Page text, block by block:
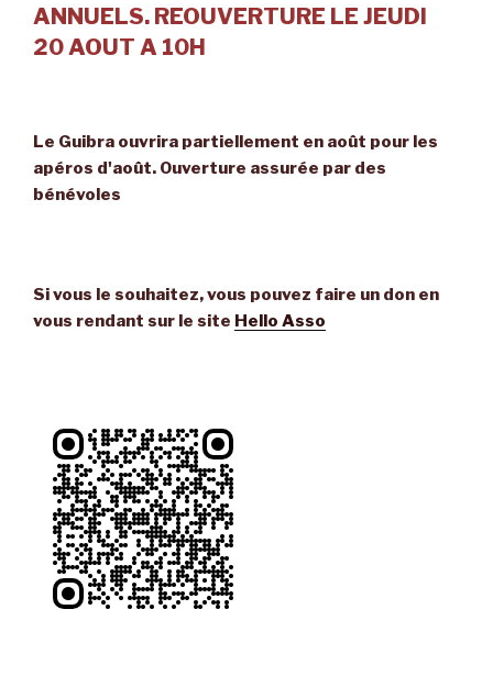
ANNUELS. REOUVERTURE LE JEUDI
20 AOUT A 10H
Le Guibra ouvrira partiellement en août pour les
apéros d'août. Ouverture assurée par des
bénévoles
Si vous le souhaitez, vous pouvez faire un don en
vous rendant sur le site Hello Asso